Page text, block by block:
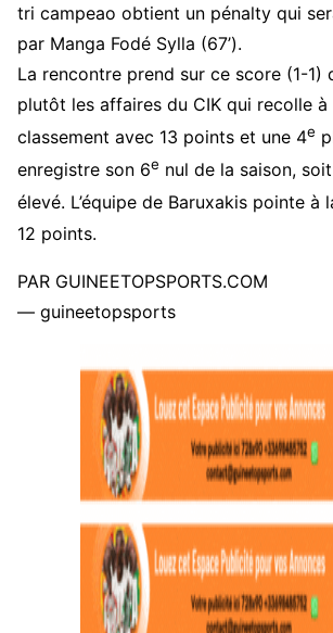
tri campeao obtient un pénalty qui
par Manga Fodé Sylla (67’).
La rencontre prend sur ce score (1-1)
plutôt les affaires du CIK qui recolle à
classement avec 13 points et une 4e
enregistre son 6e nul de la saison,
élevé. L’équipe de Baruxakis pointe à
12 points.
PAR GUINEETOPSPORTS.COM
— guineetopsports